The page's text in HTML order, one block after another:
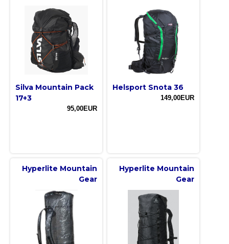
Silva Mountain Pack
17+3
95,00EUR
Helsport Snota 36
149,00EUR
Hyperlite Mountain
Gear
Hyperlite Mountain
Gear